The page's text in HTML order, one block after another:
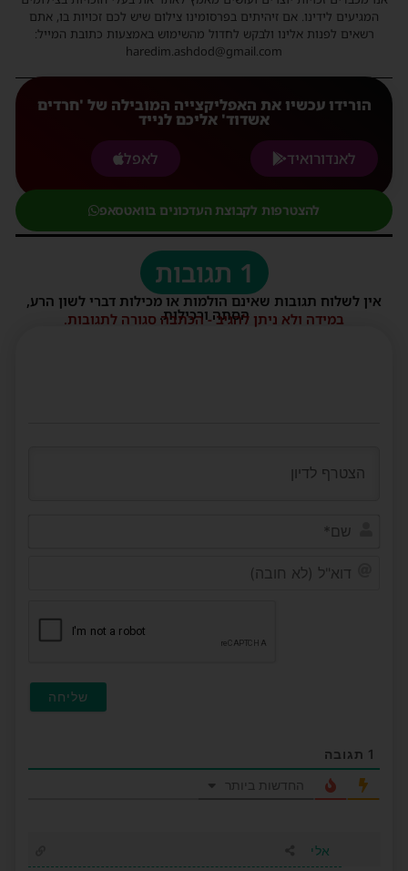
המגיעים לידינו. אם זיהיתים בפרסומינו צילום שיש לכם זכויות בו, אתם
רשאים לפנות אלינו ולבקש לחדול מהשימוש באמצעות כתובת המייל:
haredim.ashdod@gmail.com
הורידו עכשיו את האפליקצייה המובילה של 'חרדים
אשדוד' אליכם לנייד
לאנדורואיד
לאפל
להצטרפות לקבוצת העדכונים בוואטסאפ
1 תגובות
אין לשלוח תגובות שאינם הולמות או מכילות דברי לשון הרע,
הסתה ורכילות.
במידה ולא ניתן להגיב - הכתבה סגורה לתגובות.
1 תגובה
החדשות ביותר
אלי